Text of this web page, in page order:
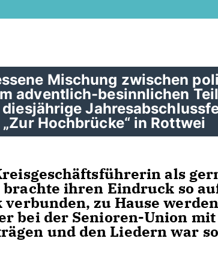
Mischung zwischen
adventlich-besinnlichen
Hochbrücke“ in Rottwei
als
ihren Eindruck so
zu Hause
bei der Senioren-Union
und den Liedern war so